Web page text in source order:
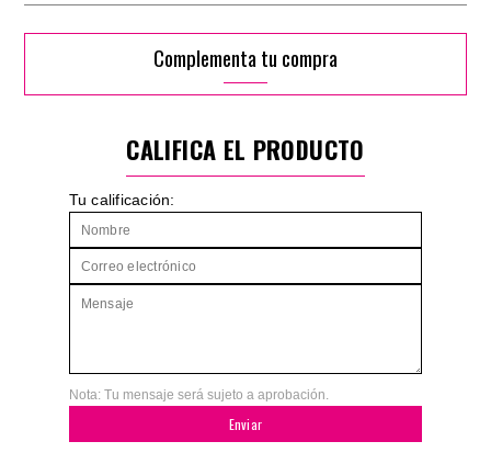
Complementa tu compra
CALIFICA EL PRODUCTO
Tu calificación:
Nota: Tu mensaje será sujeto a aprobación.
Enviar